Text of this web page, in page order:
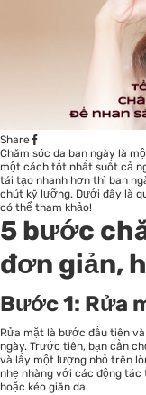
Share
Chăm sóc da ban ngày là
một cách tốt nhất suốt cả
tái tạo nhanh hơn thì ban
chút kỹ lưỡng. Dưới đây là
có thể tham khảo!
5 bước
đơn giản,
Bước 1: Rửa
Rửa mặt là bước đầu tiên
ngày. Trước tiên, bạn cần
và lấy một lượng nhỏ trên
nhẹ nhàng với các động
hoặc kéo giãn da.